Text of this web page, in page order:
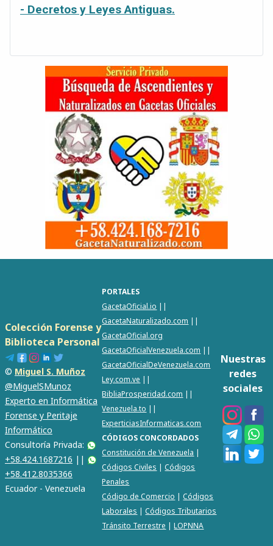
- Decretos y Leyes Antiguas.
Colección Forense y
Biblioteca Personal
© Miguel S. Muñoz
@MiguelSMunoz
Experto en Informática
Forense y Peritaje
Informático
Consultoría Privada:
+58.424.1687216 ||
+58.412.8035366
Ecuador - Venezuela
PORTALES
GacetaOficial.io ||
GacetaNaturalizado.com ||
GacetaOficial.org
GacetaOficialVenezuela.com ||
GacetaOficialDeVenezuela.com
Ley.com.ve ||
BibliaProsperidad.com ||
Venezuela.to ||
ExperticiasInformaticas.com
CÓDIGOS CONCORDADOS
Constitución de Venezuela |
Códigos Civiles |Códigos
Penales
Código de Comercio |Códigos
Laborales |Códigos Tributarios
Tránsito Terrestre |LOPNNA
Nuestras
redes
sociales